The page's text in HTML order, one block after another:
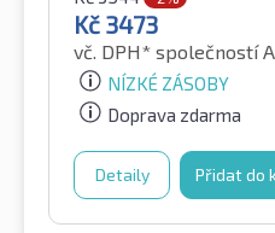
Kč 3473
vč. DPH* společností
NÍZKÉ ZÁSOBY
Doprava zdarma
Detaily Přidat do